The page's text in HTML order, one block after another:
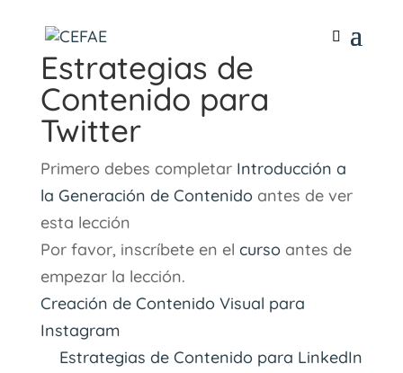
Estrategias de
Contenido para
Twitter
Primero debes completar Introducción a
la Generación de Contenidoantes de ver
esta lección
Por favor, inscríbete en el cursoantes de
empezar la lección.
Creación de Contenido Visual para
Instagram
Estrategias de Contenido para LinkedIn